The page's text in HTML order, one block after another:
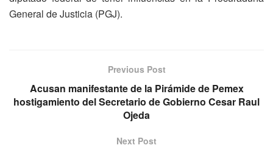
General de Justicia (PGJ).
Previous Post
Acusan manifestante de la Pirámide de Pemex
hostigamiento del Secretario de Gobierno Cesar Raul
Ojeda
Next Post